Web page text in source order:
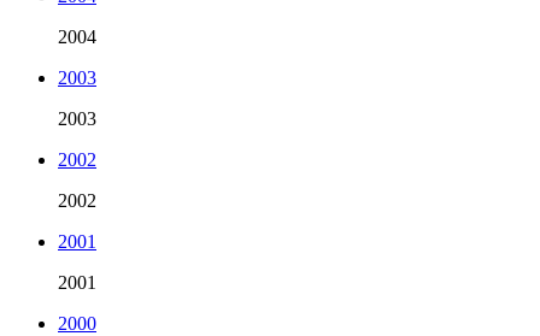
2004
2003
2003
2002
2002
2001
2001
2000